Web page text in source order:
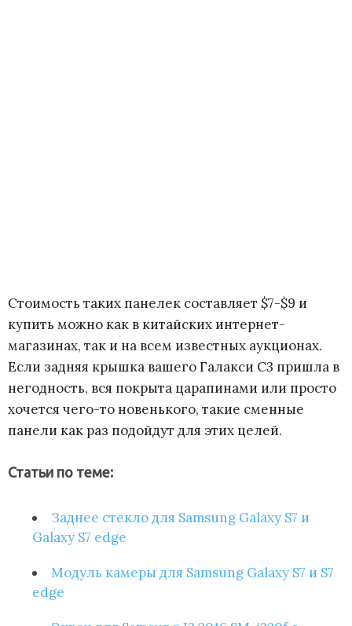
Стоимость таких панелек составляет $7-$9 и
купить можно как в китайских интернет-
магазинах, так и на всем известных аукционах.
Если задняя крышка вашего Галакси С3 пришла в
негодность, вся покрыта царапинами или просто
хочется чего-то новенького, такие сменные
панели как раз подойдут для этих целей.
Статьи по теме:
Заднее стекло для Samsung Galaxy S7 и
Galaxy S7 edge
Модуль камеры для Samsung Galaxy S7 и S7
edge